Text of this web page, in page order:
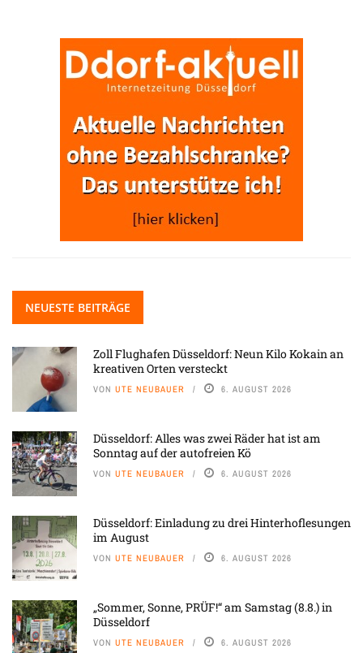
NEUESTE BEITRÄGE
Zoll Flughafen Düsseldorf: Neun Kilo Kokain an
kreativen Orten versteckt
VON UTE NEUBAUER 6. AUGUST 2026
Düsseldorf: Alles was zwei Räder hat ist am
Sonntag auf der autofreien Kö
VON UTE NEUBAUER 6. AUGUST 2026
Düsseldorf: Einladung zu drei Hinterhoflesungen
im August
VON UTE NEUBAUER 6. AUGUST 2026
„Sommer, Sonne, PRÜF!“ am Samstag (8.8.) in
Düsseldorf
VON UTE NEUBAUER 6. AUGUST 2026